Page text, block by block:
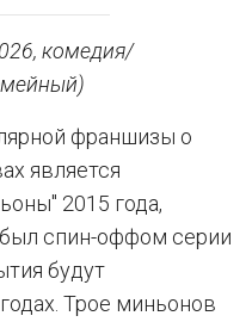
комедия/
франшизы о
является
2015 года,
спин-оффом серии
будут
Трое миньонов